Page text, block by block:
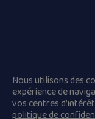
Plan
Nous utilisons des
expérience de
vos centres
politique de